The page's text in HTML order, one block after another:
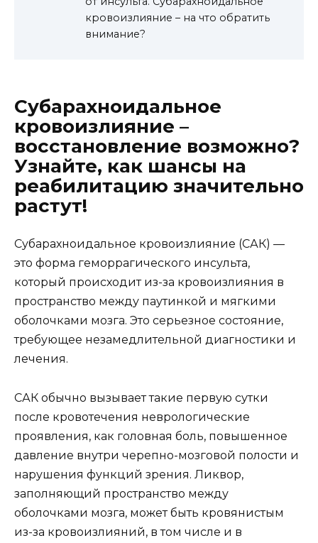
кровоизлияние – на что обратить
внимание?
Субарахноидальное
кровоизлияние –
восстановление возможно?
Узнайте, как шансы на
реабилитацию значительно
растут!
Субарахноидальное кровоизлияние (САК) —
это форма геморрагического инсульта,
который происходит из-за кровоизлияния в
пространство между паутинкой и мягкими
оболочками мозга. Это серьезное состояние,
требующее незамедлительной диагностики и
лечения.
САК обычно вызывает такие первую сутки
после кровотечения неврологические
проявления, как головная боль, повышенное
давление внутри черепно-мозговой полости и
нарушения функций зрения. Ликвор,
заполняющий пространство между
оболочками мозга, может быть кровянистым
из-за кровоизлияний, в том числе и в